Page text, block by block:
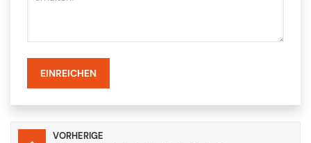
EINREICHEN
VORHERIGE